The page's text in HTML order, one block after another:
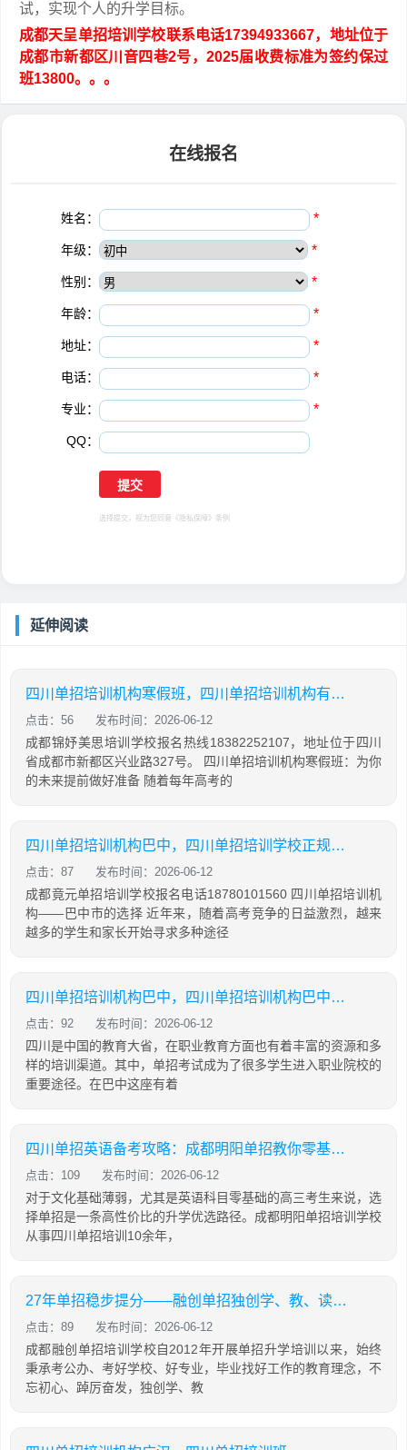
试，实现个人的升学目标。
成都天呈单招培训学校联系电话17394933667，地址位于
成都市新都区川音四巷2号，2025届收费标准为签约保过
班13800。。。
在线报名
姓名： *
年级： *
性别： *
年龄： *
地址： *
电话： *
专业： *
QQ：
选择提交，视为您同意 《隐私保障》 条例
延伸阅读
四川单招培训机构寒假班，四川单招培训机构有哪些
点击：56 发布时间：2026-06-12
成都锦妤美思培训学校报名热线18382252107，地址位于四川
省成都市新都区兴业路327号。 四川单招培训机构寒假班：为你
的未来提前做好准备 随着每年高考的
四川单招培训机构巴中，四川单招培训学校正规学校
点击：87 发布时间：2026-06-12
成都竟元单招培训学校报名电话18780101560 四川单招培训机
构——巴中市的选择 近年来，随着高考竞争的日益激烈，越来
越多的学生和家长开始寻求多种途径
四川单招培训机构巴中，四川单招培训机构巴中有几家
点击：92 发布时间：2026-06-12
四川是中国的教育大省，在职业教育方面也有着丰富的资源和多
样的培训渠道。其中，单招考试成为了很多学生进入职业院校的
重要途径。在巴中这座有着
四川单招英语备考攻略：成都明阳单招教你零基础也能有效提分
点击：109 发布时间：2026-06-12
对于文化基础薄弱，尤其是英语科目零基础的高三考生来说，选
择单招是一条高性价比的升学优选路径。成都明阳单招培训学校
从事四川单招培训10余年，
27年单招稳步提分——融创单招独创学、教、读、背、练、考六位一体教学模式
点击：89 发布时间：2026-06-12
成都融创单招培训学校自2012年开展单招升学培训以来，始终
秉承考公办、考好学校、好专业，毕业找好工作的教育理念，不
忘初心、踔厉奋发，独创学、教